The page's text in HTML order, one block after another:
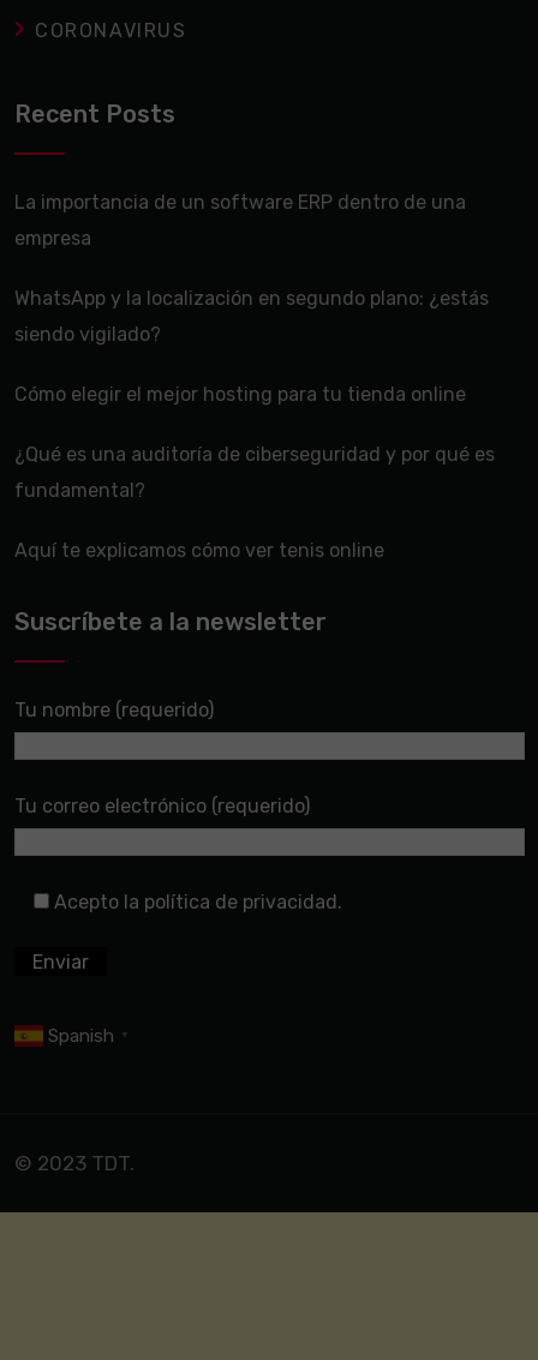
CORONAVIRUS
Recent Posts
La importancia de un software ERP dentro de una
empresa
WhatsApp y la localización en segundo plano: ¿estás
siendo vigilado?
Cómo elegir el mejor hosting para tu tienda online
¿Qué es una auditoría de ciberseguridad y por qué es
fundamental?
Aquí te explicamos cómo ver tenis online
Suscríbete a la newsletter
Tu nombre (requerido)
Tu correo electrónico (requerido)
Acepto la política de privacidad.
Spanish ▼
© 2023 TDT.